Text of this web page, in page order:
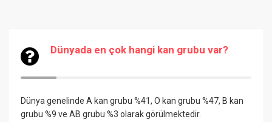
Dünyada en çok hangi kan grubu var?
Dünya genelinde A kan grubu %41, O kan grubu %47, B kan
grubu %9 ve AB grubu %3 olarak görülmektedir.